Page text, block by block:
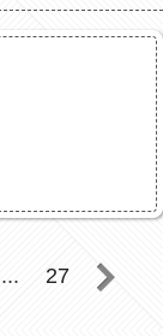
... 27